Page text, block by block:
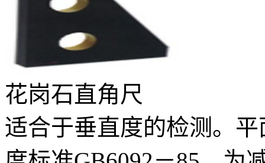
花岗石直角尺
适合于垂直度的检测。